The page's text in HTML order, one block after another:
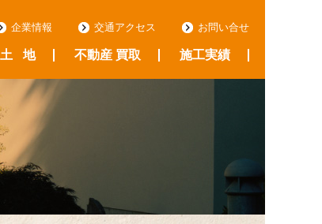
土 地 不動産 買取 施工実績
企業情報
会社案内
代表挨拶
スタッフ紹介
地域みっちゃくプロジェクト
交通アクセス お問い合せ